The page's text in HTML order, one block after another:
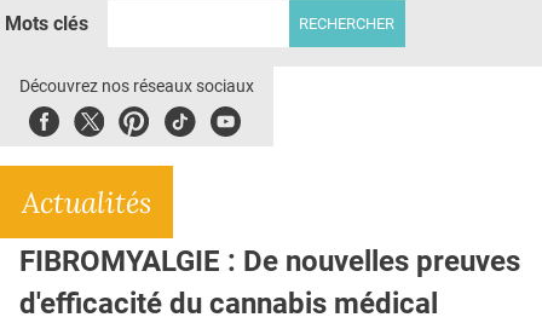
E-REVUE SAD
THÉMA
Mots clés
Découvrez nos réseaux sociaux
FacebookTwitterPinterest
TiktokYoubute
Actualités
FIBROMYALGIE : De nouvelles preuves
d'efficacité du cannabis médical